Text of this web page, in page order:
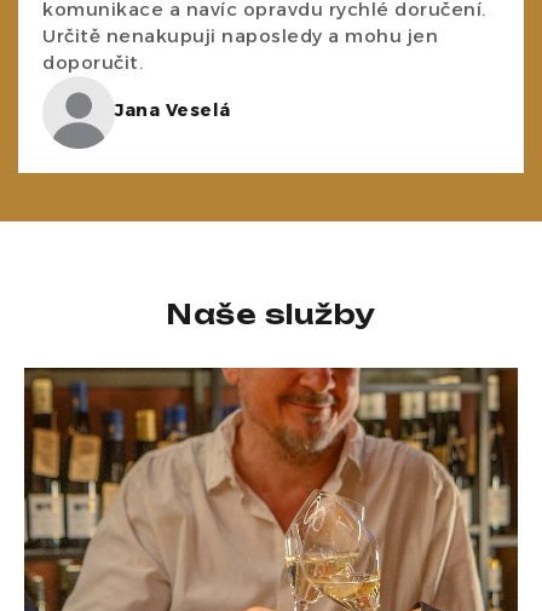
komunikace a navíc opravdu rychlé doručení.
Určitě nenakupuji naposledy a mohu jen
doporučit.
Jana Veselá
Naše služby